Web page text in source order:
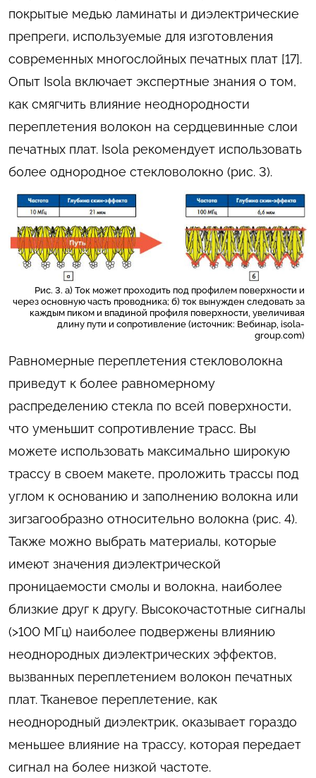
покрытые медью ламинаты и диэлектрические
препреги, используемые для изготовления
современных многослойных печатных плат [17].
Опыт Isola включает экспертные знания о том,
как смягчить влияние неоднородности
переплетения волокон на сердцевинные слои
печатных плат. Isola рекомендует использовать
более однородное стекловолокно (рис. 3).
Рис. 3. а) Ток может проходить под профилем поверхности и
через основную часть проводника; б) ток вынужден следовать за
каждым пиком и впадиной профиля поверхности, увеличивая
длину пути и сопротивление (источник: Вебинар, isola-
group.com)
Равномерные переплетения стекловолокна
приведут к более равномерному
распределению стекла по всей поверхности,
что уменьшит сопротивление трасс. Вы
можете использовать максимально широкую
трассу в своем макете, проложить трассы под
углом к основанию и заполнению волокна или
зигзагообразно относительно волокна (рис. 4).
Также можно выбрать материалы, которые
имеют значения диэлектрической
проницаемости смолы и волокна, наиболее
близкие друг к другу. Высокочастотные сигналы
(>100 МГц) наиболее подвержены влиянию
неоднородных диэлектрических эффектов,
вызванных переплетением волокон печатных
плат. Тканевое переплетение, как
неоднородный диэлектрик, оказывает гораздо
меньшее влияние на трассу, которая передает
сигнал на более низкой частоте.